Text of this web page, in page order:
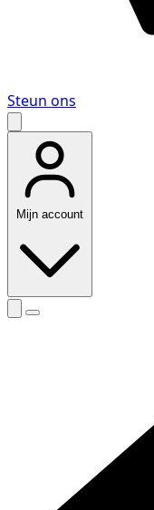
Steun ons
Mijn account